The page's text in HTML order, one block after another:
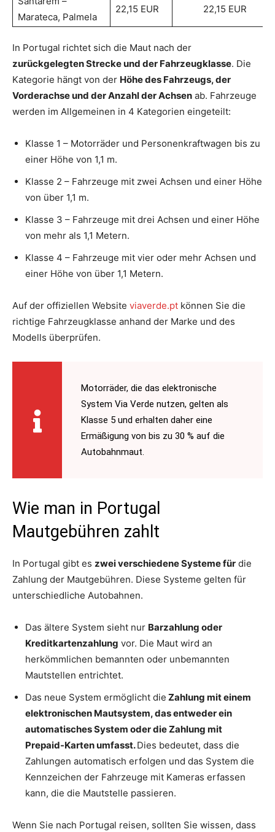
Marateca, Palmela
22,15 EUR 22,15 EUR
In Portugal richtet sich die Maut nach der
zurückgelegten Strecke und der Fahrzeugklasse. Die
Kategorie hängt von der Höhe des Fahrzeugs, der
Vorderachse und der Anzahl der Achsen ab. Fahrzeuge
werden im Allgemeinen in 4 Kategorien eingeteilt:
Klasse 1 – Motorräder und Personenkraftwagen bis zu
einer Höhe von 1,1 m.
Klasse 2 – Fahrzeuge mit zwei Achsen und einer Höhe
von über 1,1 m.
Klasse 3 – Fahrzeuge mit drei Achsen und einer Höhe
von mehr als 1,1 Metern.
Klasse 4 – Fahrzeuge mit vier oder mehr Achsen und
einer Höhe von über 1,1 Metern.
Auf der offiziellen Website viaverde.pt können Sie die
richtige Fahrzeugklasse anhand der Marke und des
Modells überprüfen.
Motorräder, die das elektronische
System Via Verde nutzen, gelten als
Klasse 5 und erhalten daher eine
Ermäßigung von bis zu 30 % auf die
Autobahnmaut.
Wie man in Portugal
Mautgebühren zahlt
In Portugal gibt es zwei verschiedene Systeme für die
Zahlung der Mautgebühren. Diese Systeme gelten für
unterschiedliche Autobahnen.
Das ältere System sieht nur Barzahlung oder
Kreditkartenzahlung vor. Die Maut wird an
herkömmlichen bemannten oder unbemannten
Mautstellen entrichtet.
Das neue System ermöglicht die Zahlung mit einem
elektronischen Mautsystem, das entweder ein
automatisches System oder die Zahlung mit
Prepaid-Karten umfasst.Dies bedeutet, dass die
Zahlungen automatisch erfolgen und das System die
Kennzeichen der Fahrzeuge mit Kameras erfassen
kann, die die Mautstelle passieren.
Wenn Sie nach Portugal reisen, sollten Sie wissen, dass